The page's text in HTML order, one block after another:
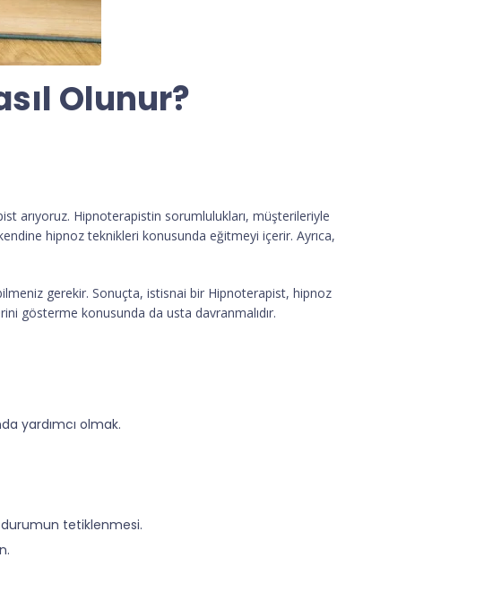
Olunur?
arıyoruz. Hipnoterapistin sorumlulukları, müşterileriyle
hipnoz teknikleri konusunda eğitmeyi içerir. Ayrıca,
gerekir. Sonuçta, istisnai bir Hipnoterapist, hipnoz
gösterme konusunda da usta davranmalıdır.
yardımcı olmak.
durumun tetiklenmesi.